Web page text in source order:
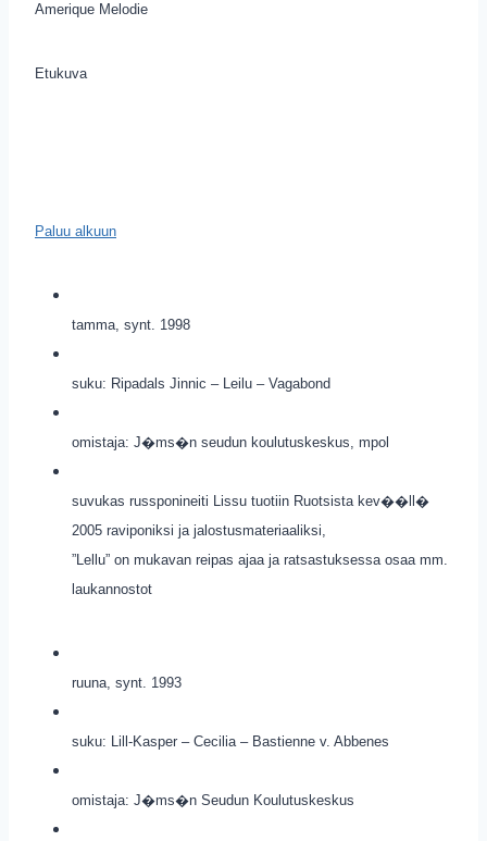
Amerique Melodie
Etukuva
Paluu alkuun
tamma, synt. 1998
suku: Ripadals Jinnic – Leilu – Vagabond
omistaja: J�ms�n seudun koulutuskeskus, mpol
suvukas russponineiti Lissu tuotiin Ruotsista kev��ll�
2005 raviponiksi ja jalostusmateriaaliksi,
”Lellu” on mukavan reipas ajaa ja ratsastuksessa osaa mm.
laukannostot
ruuna, synt. 1993
suku: Lill-Kasper – Cecilia – Bastienne v. Abbenes
omistaja: J�ms�n Seudun Koulutuskeskus